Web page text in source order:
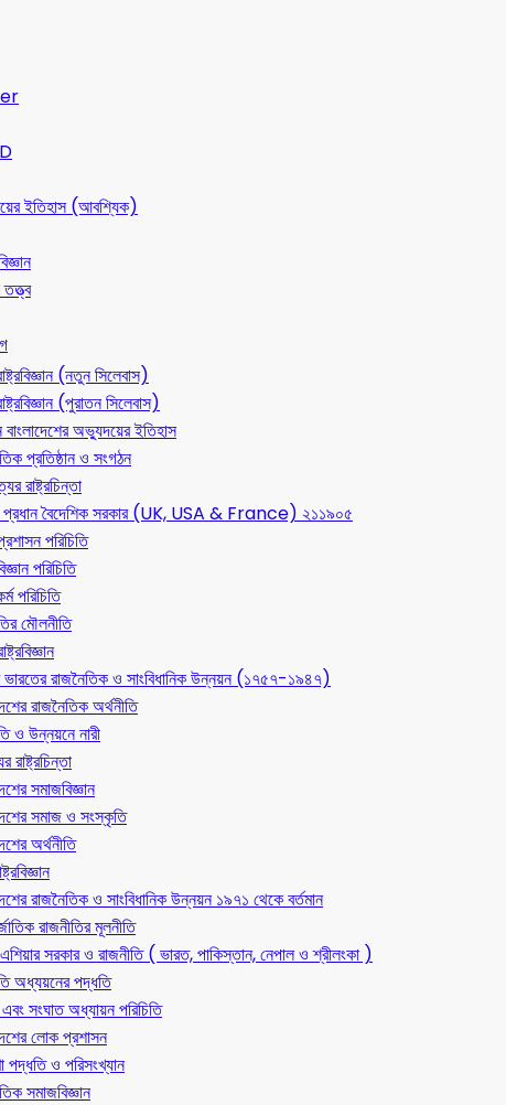
ইতিহাস (আবশ্যিক)
(নতুন সিলেবাস)
(পুরাতন সিলেবাস)
বাংলাদেশের অভ্যুদয়ের ইতিহাস
প্রতিষ্ঠান ও সংগঠন
রাষ্ট্রচিন্তা
প্রধান বৈদেশিক সরকার (UK, USA & France) ২১১৯০৫
পরিচিতি
পরিচিতি
পরিচিতি
মৌলনীতি
ভারতের রাজনৈতিক ও সাংবিধানিক উন্নয়ন (১৭৫৭-১৯৪৭)
রাজনৈতিক অর্থনীতি
ও উন্নয়নে নারী
রাষ্ট্রচিন্তা
সমাজবিজ্ঞান
সমাজ ও সংস্কৃতি
অর্থনীতি
রাজনৈতিক ও সাংবিধানিক উন্নয়ন ১৯৭১ থেকে বর্তমান
রাজনীতির মূলনীতি
সরকার ও রাজনীতি ( ভারত, পাকিস্তান, নেপাল ও শ্রীলংকা )
অধ্যয়নের পদ্ধতি
সংঘাত অধ্যায়ন পরিচিতি
লোক প্রশাসন
পদ্ধতি ও পরিসংখ্যান
সমাজবিজ্ঞান